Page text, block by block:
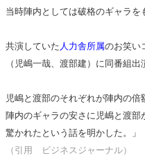
当時陣内としては破格のギャラを
共演していた 人力舎所属のお笑い
（児嶋一哉、渡部建）に同番組出
児嶋と渡部のそれぞれが陣内の倍
陣内のギャラの安さに児嶋と渡部
驚かれたという話を明かした。」
（引用 ビジネスジャーナル）